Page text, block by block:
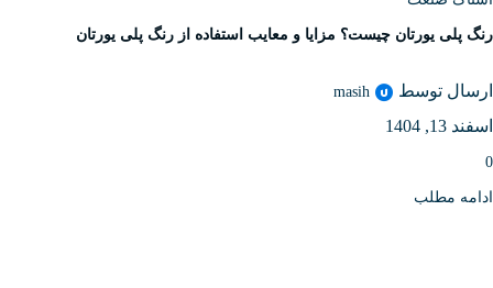
رنگ پلی یورتان چیست؟ مزایا و معایب استفاده از رنگ پلی یورتان
ارسال توسط masih
اسفند 13, 1404
0
ادامه مطلب